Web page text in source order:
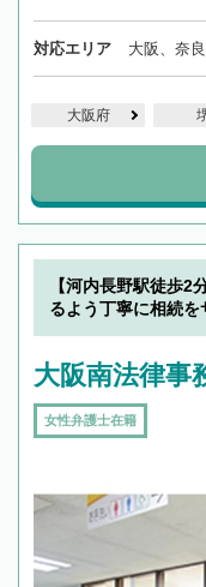
対応エリア 大阪、奈
大阪府
【河内長野駅徒歩2
るよう丁寧に相続
大阪南法律事
女性弁護士在籍